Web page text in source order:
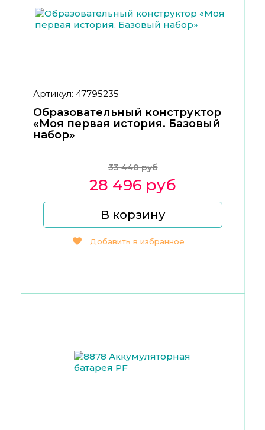
Артикул: 47795235
Образовательный конструктор
«Моя первая история. Базовый
набор»
33 440 руб
28 496 руб
В корзину
Добавить в избранное